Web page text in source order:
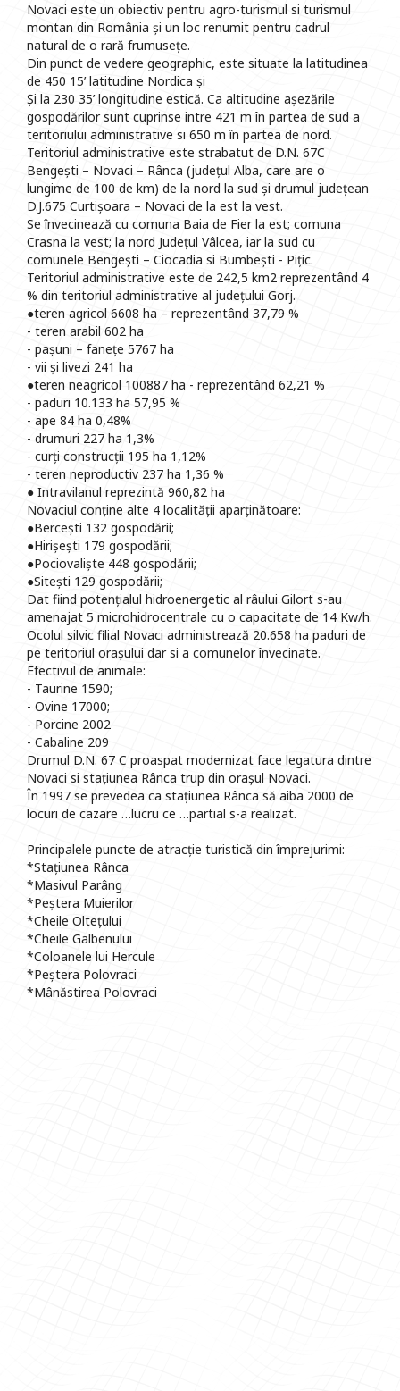
Novaci este un obiectiv pentru agro-turismul si turismul
montan din România și un loc renumit pentru cadrul
natural de o rară frumusețe.
Din punct de vedere geographic, este situate la latitudinea
de 450 15’ latitudine Nordica și
Și la 230 35’ longitudine estică. Ca altitudine așezările
gospodărilor sunt cuprinse intre 421 m în partea de sud a
teritoriului administrative si 650 m în partea de nord.
Teritoriul administrative este strabatut de D.N. 67C
Bengești – Novaci – Rânca (județul Alba, care are o
lungime de 100 de km) de la nord la sud și drumul județean
D.J.675 Curtișoara – Novaci de la est la vest.
Se învecinează cu comuna Baia de Fier la est; comuna
Crasna la vest; la nord Județul Vâlcea, iar la sud cu
comunele Bengești – Ciocadia si Bumbești - Pițic.
Teritoriul administrative este de 242,5 km2 reprezentând 4
% din teritoriul administrative al județului Gorj.
●teren agricol 6608 ha – reprezentând 37,79 %
- teren arabil 602 ha
- pașuni – fanețe 5767 ha
- vii și livezi 241 ha
●teren neagricol 100887 ha - reprezentând 62,21 %
- paduri 10.133 ha 57,95 %
- ape 84 ha 0,48%
- drumuri 227 ha 1,3%
- curți construcții 195 ha 1,12%
- teren neproductiv 237 ha 1,36 %
● Intravilanul reprezintă 960,82 ha
Novaciul conține alte 4 localității aparținătoare:
●Bercești 132 gospodării;
●Hirișești 179 gospodării;
●Pociovaliște 448 gospodării;
●Sitești 129 gospodării;
Dat fiind potențialul hidroenergetic al râului Gilort s-au
amenajat 5 microhidrocentrale cu o capacitate de 14 Kw/h.
Ocolul silvic filial Novaci administrează 20.658 ha paduri de
pe teritoriul orașului dar si a comunelor învecinate.
Efectivul de animale:
- Taurine 1590;
- Ovine 17000;
- Porcine 2002
- Cabaline 209
Drumul D.N. 67 C proaspat modernizat face legatura dintre
Novaci si stațiunea Rânca trup din orașul Novaci.
În 1997 se prevedea ca stațiunea Rânca să aiba 2000 de
locuri de cazare …lucru ce …partial s-a realizat.
Principalele puncte de atracție turistică din împrejurimi:
*Stațiunea Rânca
*Masivul Parâng
*Peștera Muierilor
*Cheile Oltețului
*Cheile Galbenului
*Coloanele lui Hercule
*Peștera Polovraci
*Mânăstirea Polovraci